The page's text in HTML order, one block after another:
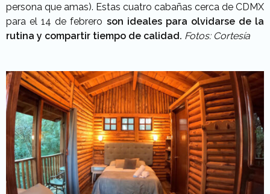
persona que amas). Estas cuatro cabañas cerca de CDMX
para el 14 de febrero son ideales para olvidarse de la
rutina y compartir tiempo de calidad. Fotos: Cortesía